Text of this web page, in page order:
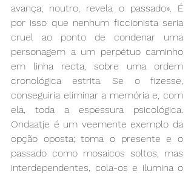
avança; noutro, revela o passado». É
por isso que nenhum ficcionista seria
cruel ao ponto de condenar uma
personagem a um perpétuo caminho
em linha recta, sobre uma ordem
cronológica estrita. Se o fizesse,
conseguiria eliminar a memória e, com
ela, toda a espessura psicológica.
Ondaatje é um veemente exemplo da
opção oposta; toma o presente e o
passado como mosaicos soltos, mas
interdependentes, cola-os e ilumina o